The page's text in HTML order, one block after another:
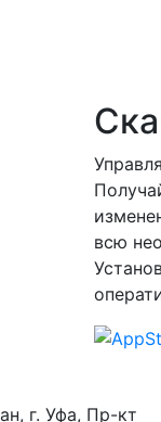
всю
г. Уфа, Пр-кт